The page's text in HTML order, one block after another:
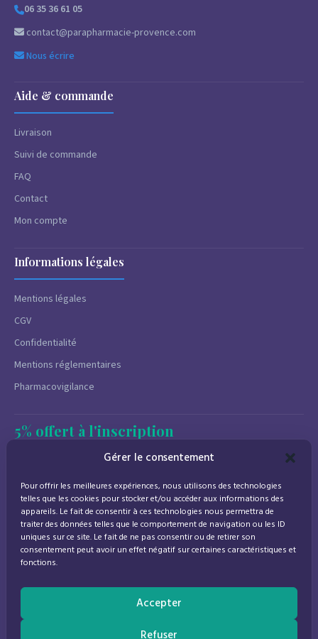
Gérer le consentement
Pour offrir les meilleures expériences, nous utilisons des technologies
telles que les cookies pour stocker et/ou accéder aux informations des
appareils. Le fait de consentir à ces technologies nous permettra de
traiter des données telles que le comportement de navigation ou les ID
uniques sur ce site. Le fait de ne pas consentir ou de retirer son
consentement peut avoir un effet négatif sur certaines caractéristiques et
fonctions.
Accepter
Refuser
06 35 36 61 05
contact@parapharmacie-provence.com
Nous écrire
Aide & commande
Livraison
Suivi de commande
FAQ
Contact
Mon compte
Informations légales
Mentions légales
CGV
Confidentialité
Mentions réglementaires
Pharmacovigilance
5% offert à l'inscription
Désinscription à tout moment.
J'accepte de recevoir des emails marketing conformément à la